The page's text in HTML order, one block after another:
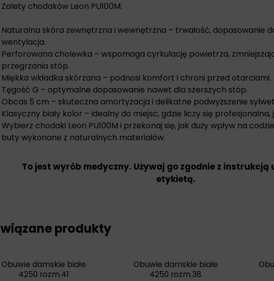
Zalety chodaków Leon PU100M:
Naturalna skóra zewnętrzna i wewnętrzna – trwałość, dopasowanie
wentylacja.
Perforowana cholewka – wspomaga cyrkulację powietrza,
przegrzania stóp.
Miękka wkładka skórzana – podnosi komfort i chroni przed otarciami.
Tęgość G – optymalne dopasowanie nawet dla szerszych stóp.
Obcas 5 cm – skuteczna amortyzacja i delikatne podwyższenie
Klasyczny biały kolor – idealny do miejsc, gdzie liczy się
Wybierz chodaki Leon PU100M i przekonaj się, jak duży wpływ na
buty wykonane z naturalnych materiałów.
To jest wyrób medyczny. Używaj go zgodnie z instrukcją
etykietą.
produkty
Obuwie damskie białe
4250 rozm.41
Obuwie damskie białe
4250 rozm.38